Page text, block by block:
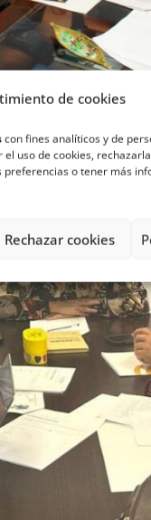
de cookies
con fines analíticos y de
uso de cookies,
o tener más
Rechazar cookies